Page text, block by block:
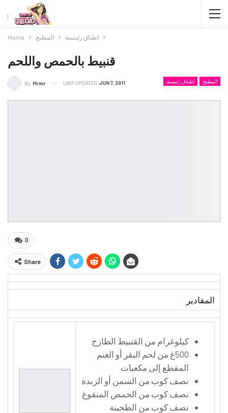
Home المطبخ اطباق رئيسية
قنبيط بالحمص واللحم
اطباق رئيسية المطبخ By Mrmr LAST UPDATED JUN 7, 2011
0
Share
المقادير
كيلوغرام من القنبيط الطازج
500غ من لحم البقر أو الغنم
المقطع إلى مكعبات
نصف كوب من السمن أو الزبدة
نصف كوب من الحمص المنقوع
نصف كوب من الطحينة